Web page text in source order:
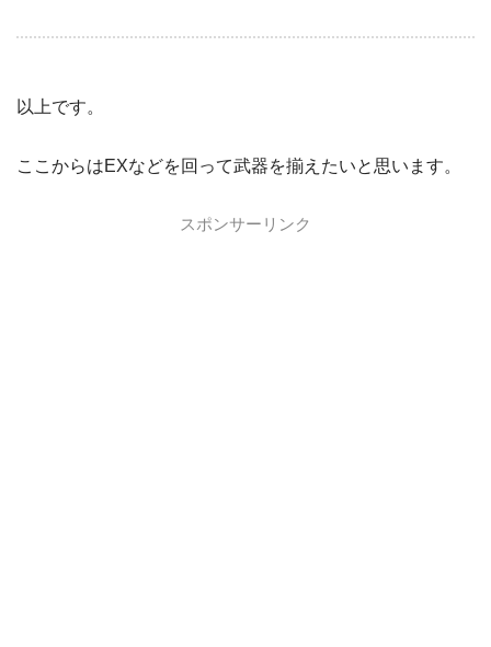
以上です。
ここからはEXなどを回って武器を揃えたいと思います。
スポンサーリンク